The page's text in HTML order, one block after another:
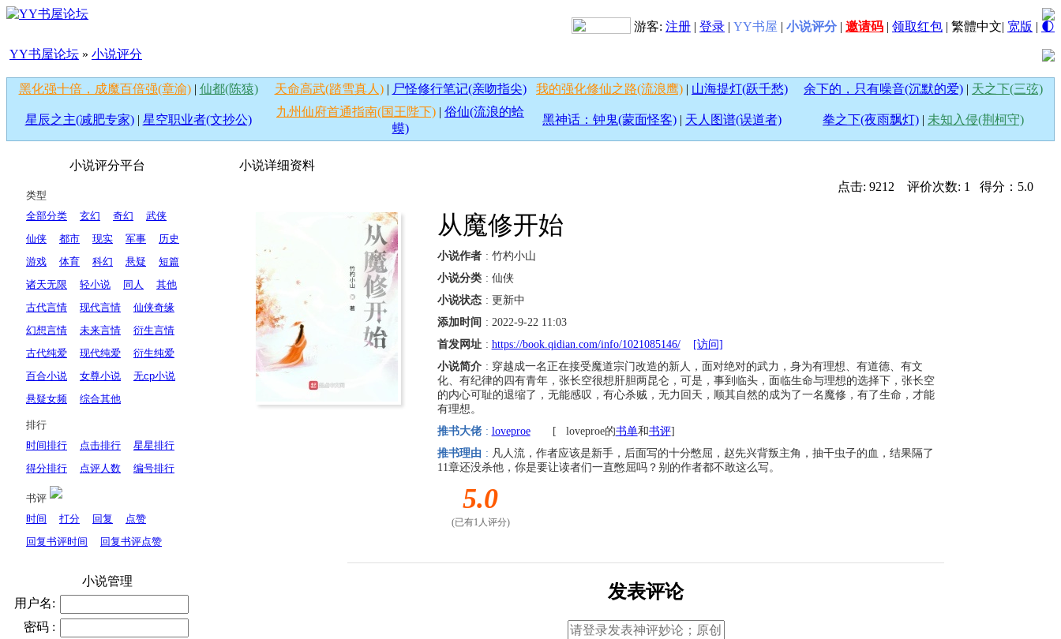
游客: 注册 | 登录 | YY书屋 | 小说评分 | 邀请码 | 领取红包 | 繁體中文| 宽版 | 🌓
YY书屋论坛 » 小说评分
黑化强十倍，成魔百倍强(章渝)| 仙都(陈猿) 天命高武(踏雪真人)| 尸怪修行笔记(亲吻指尖) 我的强化修仙之路(流浪鹰) | 山海提灯(跃千愁) 余下的，只有噪音(沉默的爱) | 天之下(三弦)
星辰之主(减肥专家)| 星空职业者(文抄公)
九州仙府首通指南(国王陛下) | 俗仙(流浪的蛤
蟆)
黑神话：钟鬼(蒙面怪客) | 天人图谱(误道者) 拳之下(夜雨飘灯) | 未知入侵(荆柯守)
小说评分平台
类型
全部分类
玄幻 奇幻
武侠
仙侠
都市 现实 军事
历史
游戏
体育 科幻 悬疑
短篇
诸天无限
轻小说 同人
其他
古代言情
现代言情
仙侠奇缘
幻想言情
未来言情
衍生言情
古代纯爱
现代纯爱
衍生纯爱
百合小说
女尊小说
无cp小说
悬疑女频
综合其他
排行
时间排行
点击排行
星星排行
得分排行
点评人数 编号排行
书评
时间
打分 回复
点赞
回复书评时间
回复书评点赞
小说管理
用户名:
密码 :
小说详细资料
点击: 9212 评价次数: 1 得分：5.0
从魔修开始
小说作者 : 竹杓小山
小说分类 : 仙侠
小说状态 : 更新中
添加时间 : 2022-9-22 11:03
首发网址 : https://book.qidian.com/info/1021085146/
[访问]
小说简介 : 穿越成一名正在接受魔道宗门改造的新人，面对绝对的武力，身为有理想、有道德、有文
化、有纪律的四有青年，张长空很想肝胆两昆仑，可是，事到临头，面临生命与理想的选择下，张长空
的内心可耻的退缩了，无能感叹，有心杀贼，无力回天，顺其自然的成为了一名魔修，有了生命，才能
有理想。
推书大佬 : loveproe[ loveproe的书单和书评]
推书理由 : 凡人流，作者应该是新手，后面写的十分憋屈，赵先兴背叛主角，抽干虫子的血，结果隔了
11章还没杀他，你是要让读者们一直憋屈吗？别的作者都不敢这么写。
5.0
(已有1人评分)
发表评论